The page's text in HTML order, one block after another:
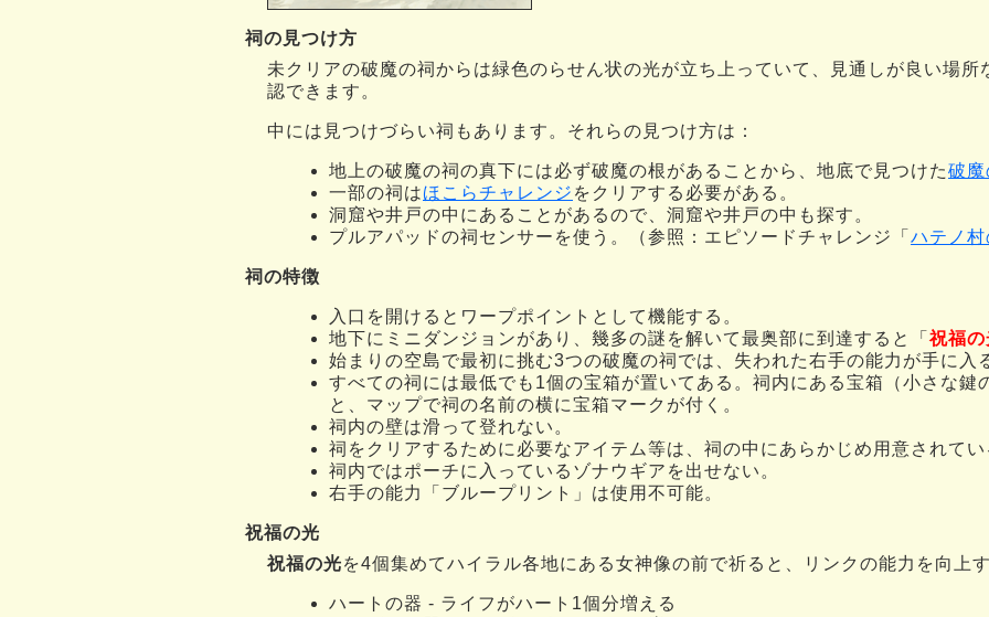
祠の見つけ方
未クリアの破魔の祠からは緑色のらせん状の光が立ち上っていて、見通しが良い場所
認できます。
中には見つけづらい祠もあります。それらの見つけ方は：
地上の破魔の祠の真下には必ず破魔の根があることから、地底で見つけた破魔
一部の祠はほこらチャレンジ をクリアする必要がある。
洞窟や井戸の中にあることがあるので、洞窟や井戸の中も探す。
プルアパッドの祠センサーを使う。（参照：エピソードチャレンジ「 ハテノ
祠の特徴
入口を開けるとワープポイントとして機能する。
地下にミニダンジョンがあり、幾多の謎を解いて最奥部に到達すると「祝福の
始まりの空島で最初に挑む3つの破魔の祠では、失われた右手の能力が手に入
すべての祠には最低でも1個の宝箱が置いてある。祠内にある宝箱（小さな鍵
と、マップで祠の名前の横に宝箱マークが付く。
祠内の壁は滑って登れない。
祠をクリアするために必要なアイテム等は、祠の中にあらかじめ用意されてい
祠内ではポーチに入っているゾナウギアを出せない。
右手の能力「ブループリント」は使用不可能。
祝福の光
祝福の光を4個集めてハイラル各地にある女神像の前で祈ると、リンクの能力を向上
ハートの器 - ライフがハート1個分増える